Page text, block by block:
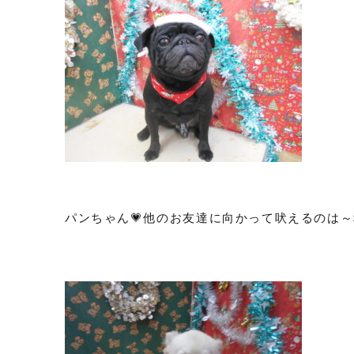
パンちゃん💗他のお友達に向かって吠えるのは